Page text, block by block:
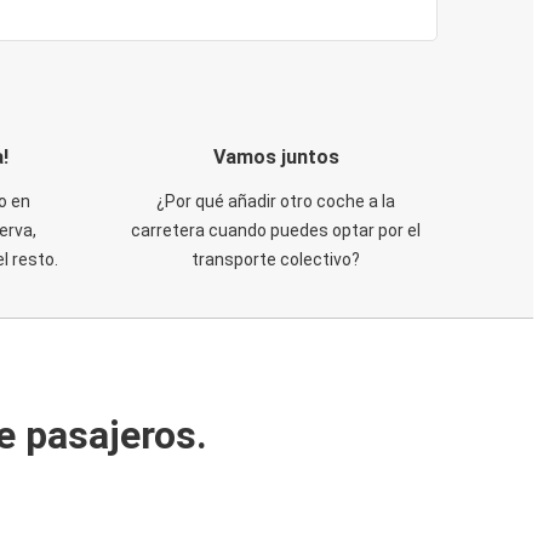
en
resto.
Vamos juntos
¿Por qué añadir otro coche a la
carretera cuando puedes optar por el
transporte colectivo?
pasajeros.